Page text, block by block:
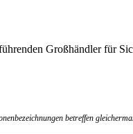
Großhändler für
betreffen